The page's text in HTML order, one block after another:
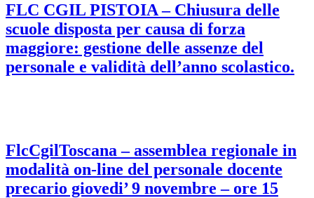
FLC CGIL PISTOIA – Chiusura delle
scuole disposta per causa di forza
maggiore: gestione delle assenze del
personale e validità dell’anno scolastico.
FlcCgilToscana – assemblea regionale in
modalità on-line del personale docente
precario giovedi’ 9 novembre – ore 15